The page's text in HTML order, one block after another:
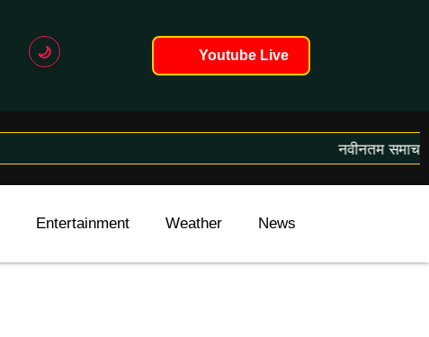
🌙 Youtube Live
नवीनतम समाचार
Entertainment Weather News